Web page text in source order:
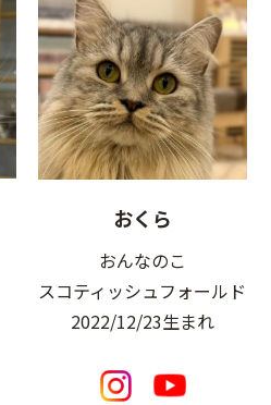
おくら
おんなのこ
スコティッシュフォールド
2022/12/23生まれ